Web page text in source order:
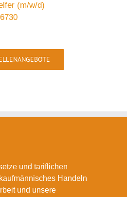
(m/w/d)
und tariflichen
Handeln
und unsere